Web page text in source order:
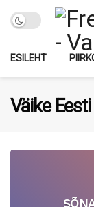
ESILEHT
Väike